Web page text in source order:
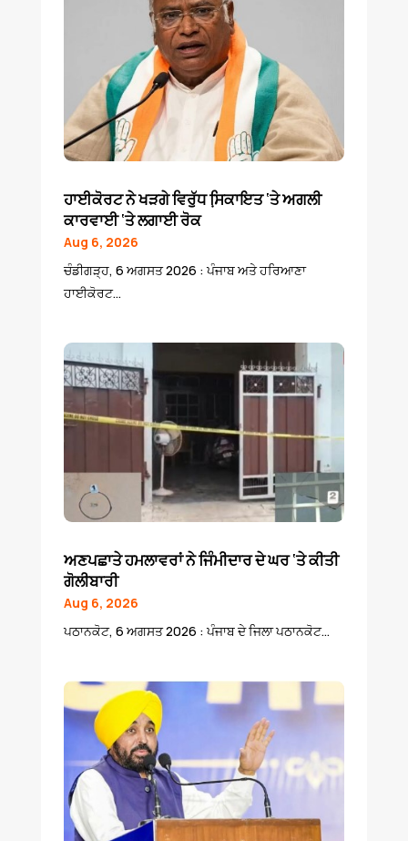
ਹਾਈਕੋਰਟ ਨੇ ਖੜਗੇ ਵਿਰੁੱਧ ਸਿ਼ਕਾਇਤ ‘ਤੇ ਅਗਲੀ
ਕਾਰਵਾਈ ‘ਤੇ ਲਗਾਈ ਰੋਕ
Aug 6, 2026
ਚੰਡੀਗੜ੍ਹ, 6 ਅਗਸਤ 2026 : ਪੰਜਾਬ ਅਤੇ ਹਰਿਆਣਾ
ਹਾਈਕੋਰਟ...
ਅਣਪਛਾਤੇ ਹਮਲਾਵਰਾਂ ਨੇ ਜਿੰਮੀਦਾਰ ਦੇ ਘਰ ‘ਤੇ ਕੀਤੀ
ਗੋਲੀਬਾਰੀ
Aug 6, 2026
ਪਠਾਨਕੋਟ, 6 ਅਗਸਤ 2026 : ਪੰਜਾਬ ਦੇ ਜਿਲਾ ਪਠਾਨਕੋਟ...